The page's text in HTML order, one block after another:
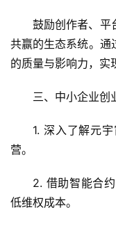
鼓励创作者、平
共赢的生态系统。通
的质量与影响力，实
三、中小企业创
1. 深入了解元
营。
2. 借助智能合
低维权成本。